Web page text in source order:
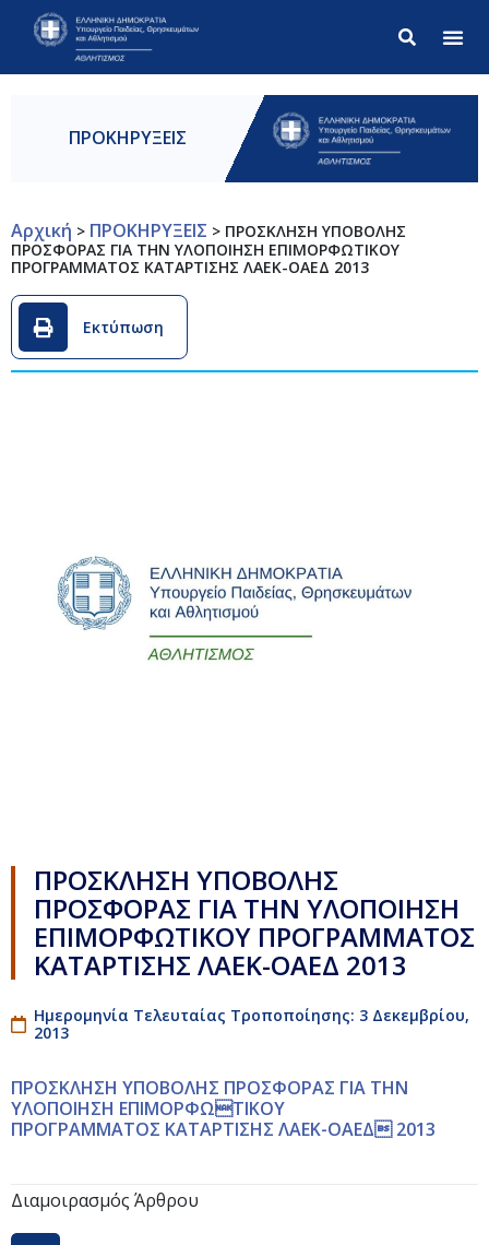
ΠΡΟΚΗΡΥΞΕΙΣ
Αρχική > ΠΡΟΚΗΡΥΞΕΙΣ > ΠΡΟΣΚΛΗΣΗ ΥΠΟΒΟΛΗΣ
ΠΡΟΣΦΟΡΑΣ ΓΙΑ ΤΗΝ ΥΛΟΠΟΙΗΣΗ ΕΠΙΜΟΡΦΩΤΙΚΟΥ
ΠΡΟΓΡΑΜΜΑΤΟΣ ΚΑΤΑΡΤΙΣΗΣ ΛΑΕΚ-ΟΑΕΔ 2013
Εκτύπωση
ΠΡΟΣΚΛΗΣΗ ΥΠΟΒΟΛΗΣ
ΠΡΟΣΦΟΡΑΣ ΓΙΑ ΤΗΝ ΥΛΟΠΟΙΗΣΗ
ΕΠΙΜΟΡΦΩΤΙΚΟΥ ΠΡΟΓΡΑΜΜΑΤΟΣ
ΚΑΤΑΡΤΙΣΗΣ ΛΑΕΚ-ΟΑΕΔ 2013
Ημερομηνία Τελευταίας Τροποποίησης: 3 Δεκεμβρίου,
2013
ΠΡΟΣΚΛΗΣΗ ΥΠΟΒΟΛΗΣ ΠΡΟΣΦΟΡΑΣ ΓΙΑ ΤΗΝ
ΥΛΟΠΟΙΗΣΗ ΕΠΙΜΟΡΦΩΤΙΚΟΥ
ΠΡΟΓΡΑΜΜΑΤΟΣ ΚΑΤΑΡΤΙΣΗΣ ΛΑΕΚ-ΟΑΕΔ 2013
Διαμοιρασμός Άρθρου